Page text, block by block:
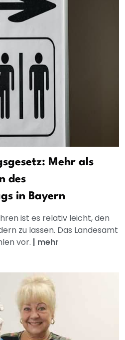
Mehr als
des
in Bayern
ist es relativ leicht, den
zu lassen. Das Landesamt
vor. | mehr